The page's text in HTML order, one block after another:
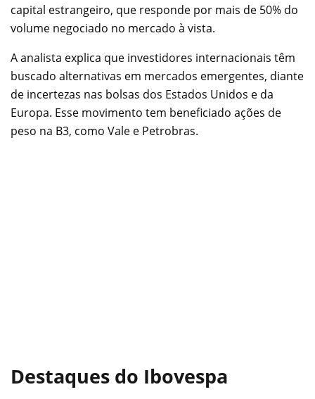
capital estrangeiro, que responde por mais de 50% do
volume negociado no mercado à vista.
A analista explica que investidores internacionais têm
buscado alternativas em mercados emergentes, diante
de incertezas nas bolsas dos Estados Unidos e da
Europa. Esse movimento tem beneficiado ações de
peso na B3, como Vale e Petrobras.
Destaques do Ibovespa